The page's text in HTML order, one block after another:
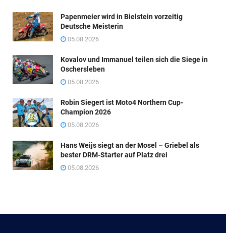
Papenmeier wird in Bielstein vorzeitig
Deutsche Meisterin
05.08.2026
Kovalov und Immanuel teilen sich die Siege in
Oschersleben
05.08.2026
Robin Siegert ist Moto4 Northern Cup-
Champion 2026
05.08.2026
Hans Weijs siegt an der Mosel – Griebel als
bester DRM-Starter auf Platz drei
05.08.2026